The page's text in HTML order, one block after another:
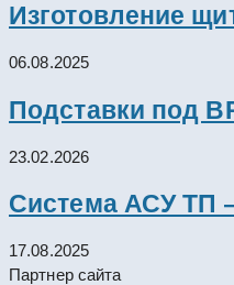
Изготовление
06.08.2025
Подставки под
23.02.2026
Система АСУ ТП
17.08.2025
Партнер сайта